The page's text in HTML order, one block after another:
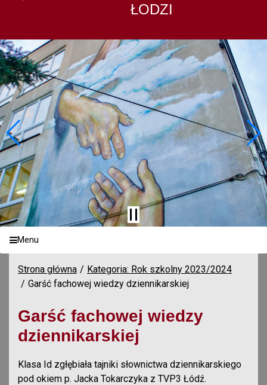
ŁODZI
Menu
Strona główna
Kategoria: Rok szkolny 2023/2024
Garść fachowej wiedzy dziennikarskiej
Garść fachowej wiedzy
dziennikarskiej
Klasa Id zgłębiała tajniki słownictwa dziennikarskiego
pod okiem p. Jacka Tokarczyka z TVP3 Łódź.